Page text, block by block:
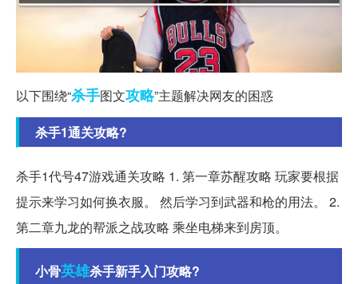
以下围绕“杀手图文攻略”主题解决网友的困惑
杀手1通关攻略?
杀手1代号47游戏通关攻略 1. 第一章苏醒攻略 玩家要根据
提示来学习如何换衣服。 然后学习到武器和枪的用法。 2.
第二章九龙的帮派之战攻略 乘坐电梯来到房顶。
小骨英雄杀手新手入门攻略?